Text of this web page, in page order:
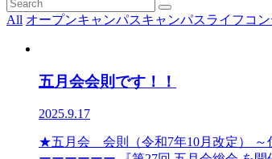
All オープンキャンパスキャンパスライフ コ
五月会会則です！！
2025.9.17
★五月会 会則（令和7年10月改定） ～